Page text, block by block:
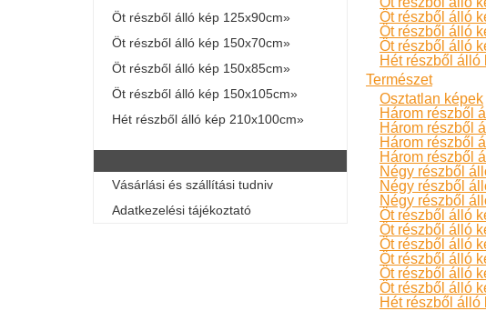
Öt részből álló kép 125x90cm»
Öt részből álló kép 150x70cm»
Öt részből álló kép 150x85cm»
Öt részből álló kép 150x105cm»
Hét részből álló kép 210x100cm»
Vásárlási és szállítási tudniv
Adatkezelési tájékoztató
Öt részből álló
Öt részből álló
Öt részből álló
Hét részből álló
Természet
Osztatlan képek
Három részből
Három részből
Három részből
Három részből
Négy részből
Négy részből
Négy részből
Öt részből álló
Öt részből álló
Öt részből álló
Öt részből álló
Öt részből álló
Öt részből álló
Hét részből álló